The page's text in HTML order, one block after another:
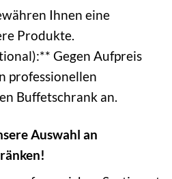
Ihnen eine
Produkte.
Gegen Aufpreis
professionellen
Buffetschrank an.
Auswahl an